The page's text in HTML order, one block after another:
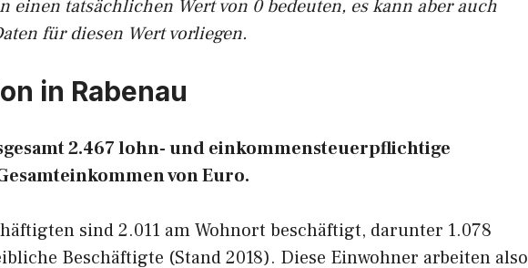
einen tatsächlichen Wert von 0 bedeuten, es kann aber auch
für diesen Wert vorliegen.
in Rabenau
2.467 lohn- und einkommensteuerpflichtige
von Euro.
sind 2.011 am Wohnort beschäftigt, darunter 1.078
Beschäftigte (Stand 2018). Diese Einwohner arbeiten also